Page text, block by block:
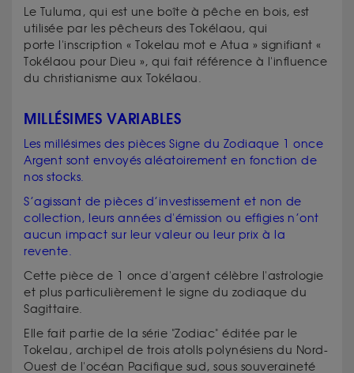
Le Tuluma, qui est une boîte à pêche en bois, est
utilisée par les pêcheurs des Tokélaou, qui
porte l'inscription « Tokelau mot e Atua » signifiant «
Tokélaou pour Dieu », qui fait référence à l'influence
du christianisme aux Tokélaou.
MILLÉSIMES VARIABLES
Les millésimes des pièces Signe du Zodiaque 1 once
Argent sont envoyés aléatoirement en fonction de
nos stocks.
S’agissant de pièces d’investissement et non de
collection, leurs années d'émission ou effigies n’ont
aucun impact sur leur valeur ou leur prix à la
revente.
Cette pièce de 1 once d'argent célèbre l'astrologie
et plus particulièrement le signe du zodiaque du
Sagittaire.
Elle fait partie de la série "Zodiac" éditée par le
Tokelau, archipel de trois atolls polynésiens du Nord-
Ouest de l'océan Pacifique sud, sous souveraineté